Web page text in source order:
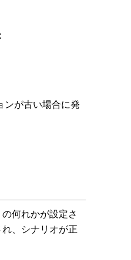
ンが古い場合に発
何れかが設定さ
、シナリオが正